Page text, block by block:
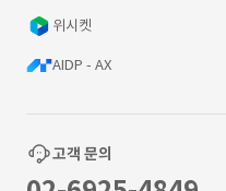
위시켓
AIDP - AX
고객 문의